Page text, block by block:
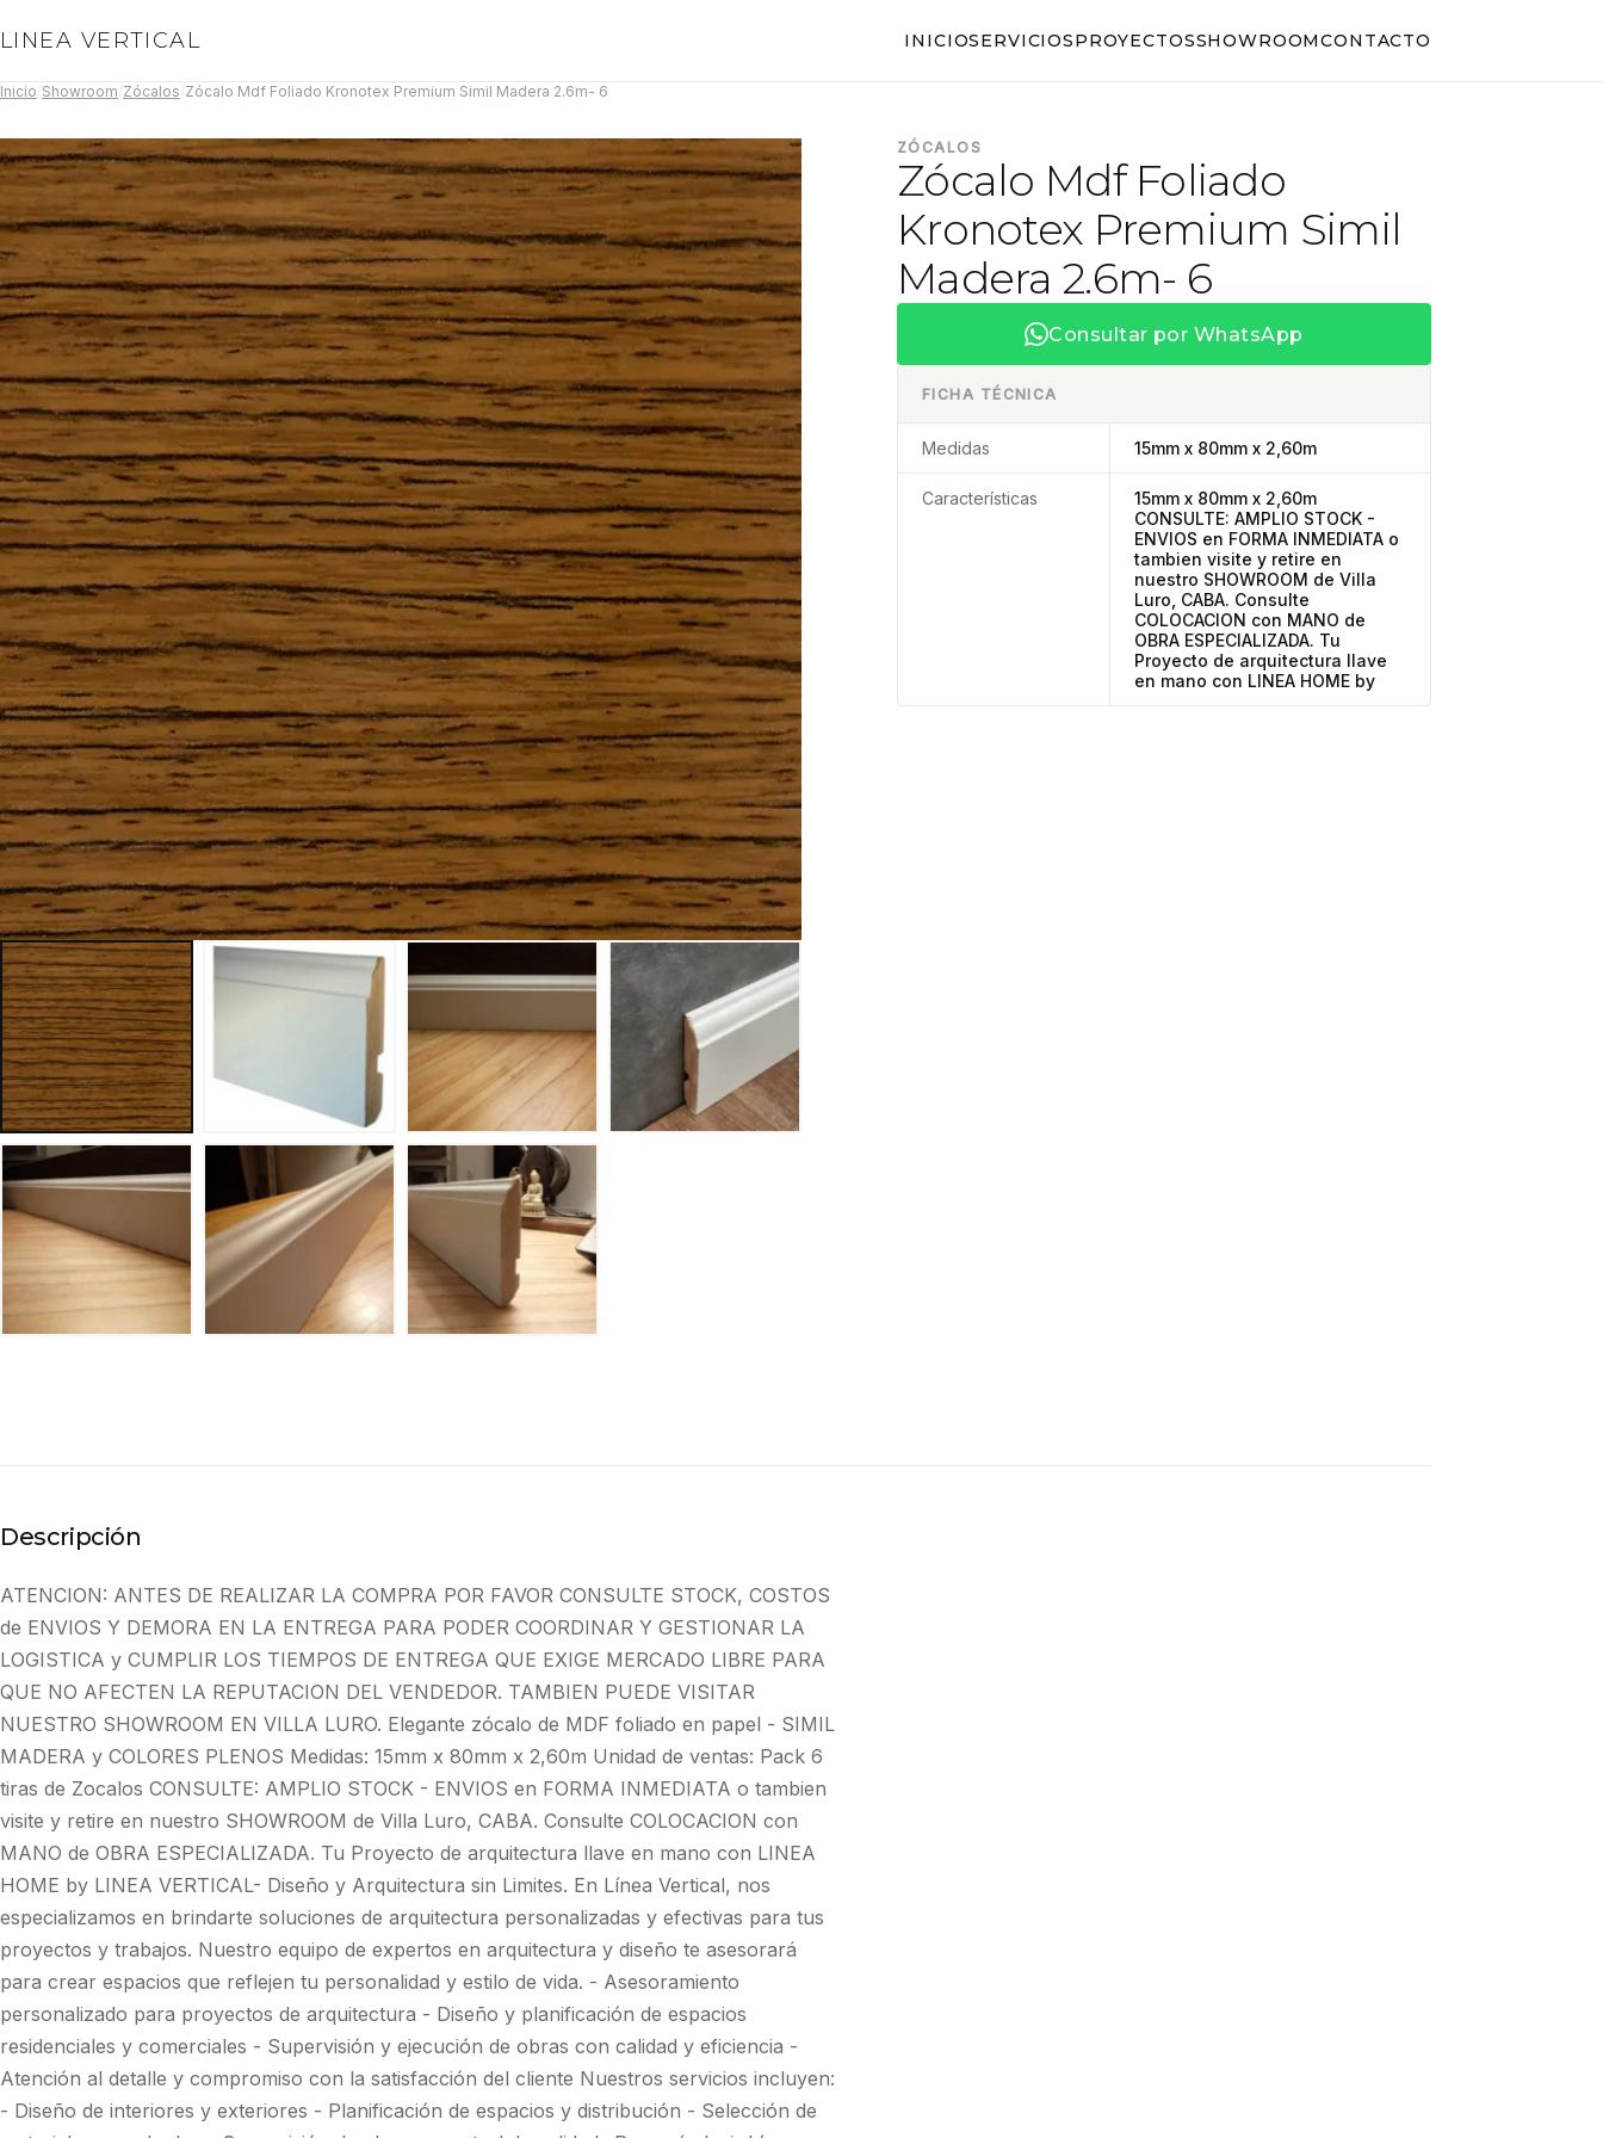
LINEA VERTICAL INICIOSERVICIOSPROYECTOSSHOWROOMCONTACTO
Inicio Showroom Zócalos Zócalo Mdf Foliado Kronotex Premium Simil Madera 2.6m- 6
ZÓCALOS
Zócalo Mdf Foliado
Kronotex Premium Simil
Madera 2.6m- 6
Consultar por WhatsApp
FICHA TÉCNICA
Medidas 15mm x 80mm x 2,60m
Características
15mm x 80mm x 2,60m
CONSULTE: AMPLIO STOCK -
ENVIOS en FORMA INMEDIATA o
tambien visite y retire en
nuestro SHOWROOM de Villa
Luro, CABA. Consulte
COLOCACION con MANO de
OBRA ESPECIALIZADA. Tu
Proyecto de arquitectura llave
en mano con LINEA HOME by
Descripción
ATENCION: ANTES DE REALIZAR LA COMPRA POR FAVOR CONSULTE STOCK, COSTOS
de ENVIOS Y DEMORA EN LA ENTREGA PARA PODER COORDINAR Y GESTIONAR LA
LOGISTICA y CUMPLIR LOS TIEMPOS DE ENTREGA QUE EXIGE MERCADO LIBRE PARA
QUE NO AFECTEN LA REPUTACION DEL VENDEDOR. TAMBIEN PUEDE VISITAR
NUESTRO SHOWROOM EN VILLA LURO. Elegante zócalo de MDF foliado en papel - SIMIL
MADERA y COLORES PLENOS Medidas: 15mm x 80mm x 2,60m Unidad de ventas: Pack 6
tiras de Zocalos CONSULTE: AMPLIO STOCK - ENVIOS en FORMA INMEDIATA o tambien
visite y retire en nuestro SHOWROOM de Villa Luro, CABA. Consulte COLOCACION con
MANO de OBRA ESPECIALIZADA. Tu Proyecto de arquitectura llave en mano con LINEA
HOME by LINEA VERTICAL- Diseño y Arquitectura sin Limites. En Línea Vertical, nos
especializamos en brindarte soluciones de arquitectura personalizadas y efectivas para tus
proyectos y trabajos. Nuestro equipo de expertos en arquitectura y diseño te asesorará
para crear espacios que reflejen tu personalidad y estilo de vida. - Asesoramiento
personalizado para proyectos de arquitectura - Diseño y planificación de espacios
residenciales y comerciales - Supervisión y ejecución de obras con calidad y eficiencia -
Atención al detalle y compromiso con la satisfacción del cliente Nuestros servicios incluyen:
- Diseño de interiores y exteriores - Planificación de espacios y distribución - Selección de